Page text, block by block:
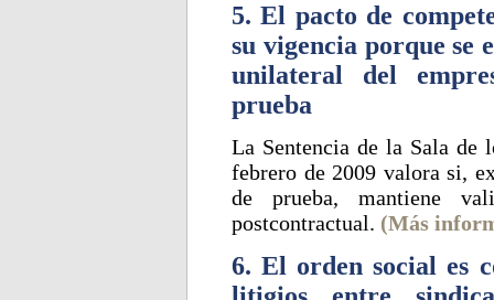
5. El pacto de
su vigencia porque se
unilateral del
prueba
La Sentencia de la Sala de
febrero de 2009 valora si,
de prueba, mantiene
postcontractual. (Más
6. El orden social es